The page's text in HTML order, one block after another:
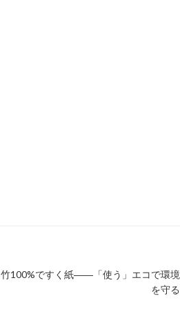
竹100%ですく紙――「使う」エコで環境
を守る